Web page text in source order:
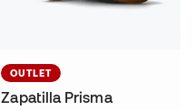
OUTLET
Zapatilla Prisma